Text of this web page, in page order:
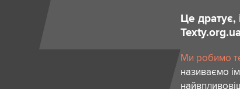
Це
Ми робимо
називаємо